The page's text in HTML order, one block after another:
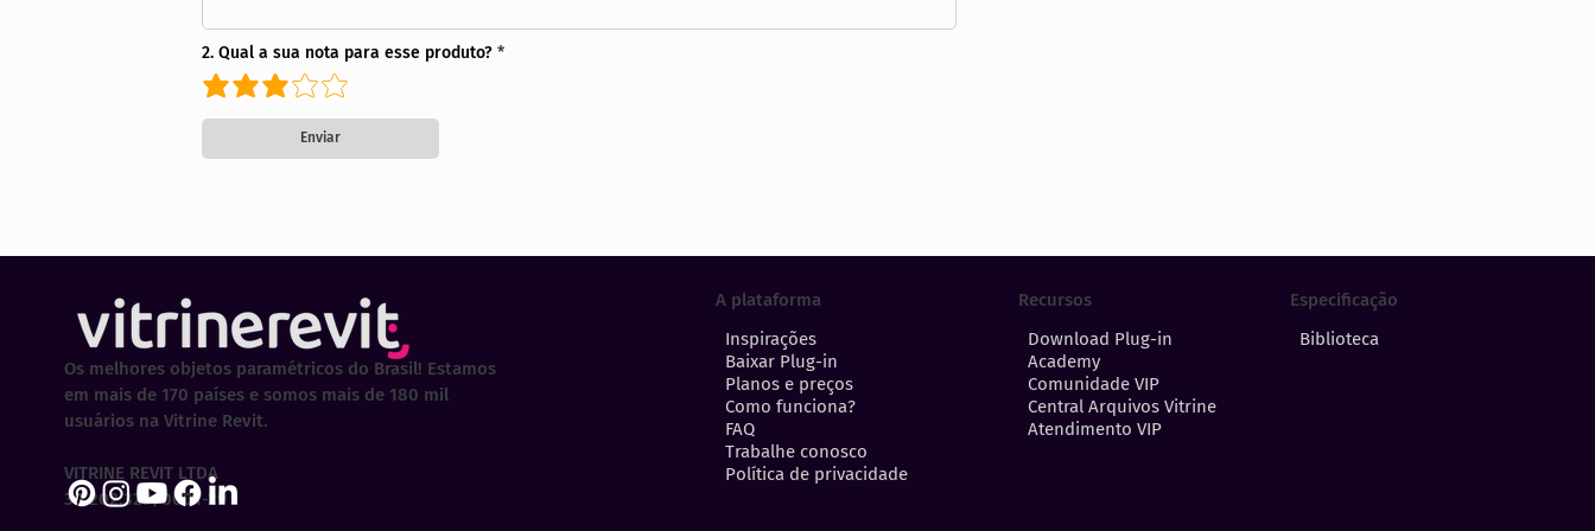
2. Qual a sua nota para esse produto?
Enviar
A plataforma
Inspirações
Baixar Plug-in
Planos e preços
Como funciona?
FAQ
Trabalhe conosco
Política de privacidade
Recursos
Download Plug-in
Academy
Comunidade VIP
Central Arquivos Vitrine
Atendimento VIP
Especificação
Biblioteca
Os melhores objetos paramétricos do Brasil! Estamos
em mais de 170 países e somos mais de 180 mil
usuários na Vitrine Revit.
VITRINE REVIT LTDA
30.202.323/0001-29